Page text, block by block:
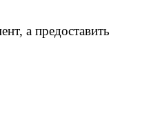
а предоставить